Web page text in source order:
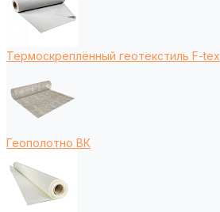
Термоскреплённый геотекстиль F-tex
Геополотно ВК